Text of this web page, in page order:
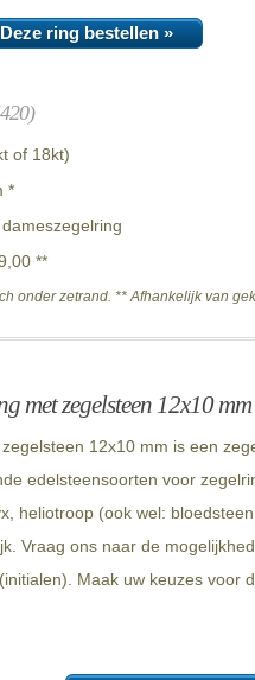
Deze ring bestellen »
of 18kt)
*
**
onder zetrand. ** Afhankelijk van
met zegelsteen 12x10 mm
12x10 mm is een
edelsteensoorten voor
heliotroop (ook wel:
Vraag ons naar de
Maak uw keuzes voor